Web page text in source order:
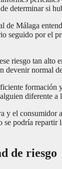
determinar si
Málaga
por el
riesgo tan
devenir normal
diferente
y el
podría
de riesgo